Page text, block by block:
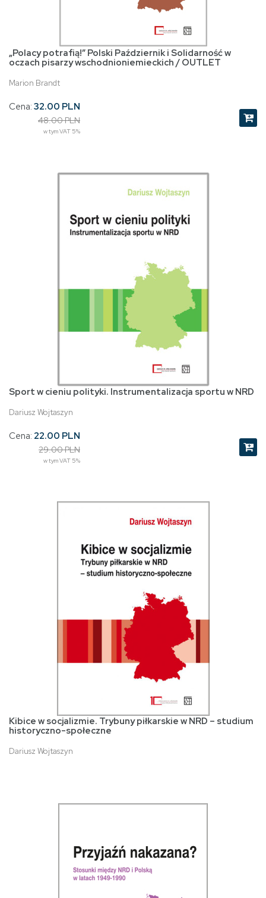
„Polacy potrafią!” Polski Październik i Solidarność w
oczach pisarzy wschodnioniemieckich / OUTLET
Marion Brandt
Cena: 32.00 PLN
48.00 PLN
w tym VAT 5%
Sport w cieniu polityki. Instrumentalizacja sportu w NRD
Dariusz Wojtaszyn
Cena: 22.00 PLN
29.00 PLN
w tym VAT 5%
Kibice w socjalizmie. Trybuny piłkarskie w NRD – studium
historyczno-społeczne
Dariusz Wojtaszyn